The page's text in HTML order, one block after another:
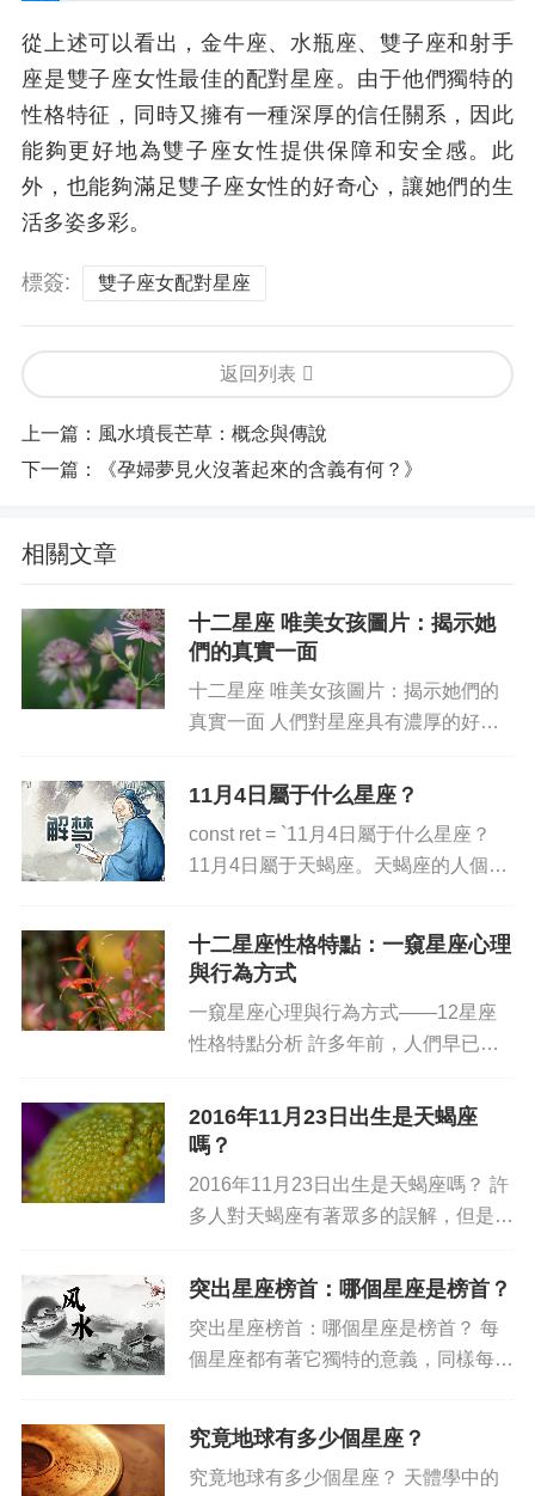
從上述可以看出，金牛座、水瓶座、雙子座和射手
座是雙子座女性最佳的配對星座。由于他們獨特的
性格特征，同時又擁有一種深厚的信任關系，因此
能夠更好地為雙子座女性提供保障和安全感。此
外，也能夠滿足雙子座女性的好奇心，讓她們的生
活多姿多彩。
標簽: 雙子座女配對星座
返回列表
上一篇： 風水墳長芒草：概念與傳說
下一篇：
《孕婦夢見火沒著起來的含義有何？》
相關文章
十二星座 唯美女孩圖片：揭示她
們的真實一面
十二星座 唯美女孩圖片：揭示她們的
真實一面 人們對星座具有濃厚的好奇
今仍受很多人歡迎。無論是判斷特定的
的力量似乎更為強大。最近，有一...
11月4日屬于什么星座？
const ret = `11月4日屬于什么星座？
11月4日屬于天蝎座。天蝎座的人個性
的一面。他們具有精明聰慧，面對一切
問...
十二星座性格特點：一窺星座心理
與行為方式
一窺星座心理與行為方式——12星座
性格特點分析 許多年前，人們早已經
并在其中發現數不清的秘密和趣聞。星
座的概念被用來捕捉個體的性格特點、
2016年11月23日出生是天蝎座
嗎？
2016年11月23日出生是天蝎座嗎？ 許
多人對天蝎座有著眾多的誤解，但是他
種zodiac的力量足以讓你的情緒直線上
是天蝎座...
突出星座榜首：哪個星座是榜首？
突出星座榜首：哪個星座是榜首？ 每
個星座都有著它獨特的意義，同樣每個
最強大的潛力以及最大的影響力。以下
就為您解讀星座榜首：哪個星座是...
究竟地球有多少個星座？
究竟地球有多少個星座？ 天體學中的